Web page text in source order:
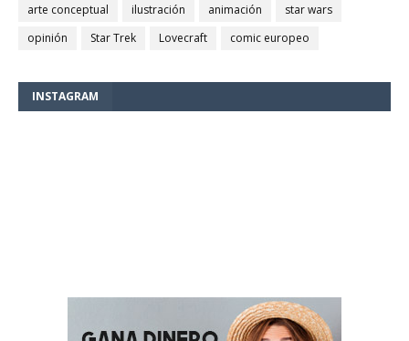
arte conceptual
ilustración animación
star wars
opinión
Star Trek Lovecraft comic europeo
INSTAGRAM